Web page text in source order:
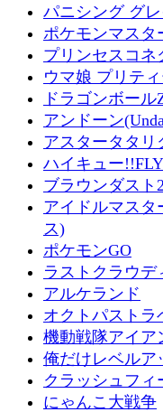
パニシング グ
ポケモンマスタ
プリンセスコネ
ウマ娘 プリテ
ドラゴンボー
アンドーン
アスタータタリ
ハイキュー
ブラウンダスト
アイドルマスタ
ス)
ポケモンGO
ラストクラウデ
アルケランド
オクトパストラ
機動戦隊アイア
俺だけレベルア
クラッシュフ
にゃんこ大戦争